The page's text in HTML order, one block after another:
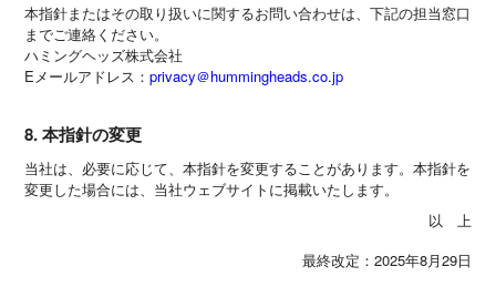
本指針またはその取り扱いに関するお問い合わせは、下記の担当窓口
までご連絡ください。
ハミングヘッズ株式会社
Eメールアドレス：privacy＠hummingheads.co.jp
8. 本指針の変更
当社は、必要に応じて、本指針を変更することがあります。本指針を
変更した場合には、当社ウェブサイトに掲載いたします。
以 上
最終改定：2025年8月29日